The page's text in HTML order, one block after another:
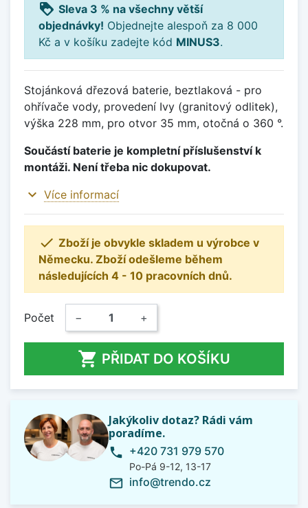
loyalty Sleva 3 % na všechny větší
objednávky! Objednejte alespoň za 8 000
Kč a v košíku zadejte kód MINUS3.
Stojánková dřezová baterie, beztlaková - pro
ohřívače vody, provedení Ivy (granitový odlitek),
výška 228 mm, pro otvor 35 mm, otočná o 360 °.
Součástí baterie je kompletní příslušenství k
montáži. Není třeba nic dokupovat.
expand_more Více informací
 Zboží je obvykle skladem u výrobce v
Německu. Zboží odešleme během
následujících 4 - 10 pracovních dnů.
Počet − +
 PŘIDAT DO KOŠÍKU
Jakýkoliv dotaz? Rádi vám
poradíme.
phone +420 731 979 570
Po-Pá 9-12, 13-17
mail_outline info@trendo.cz